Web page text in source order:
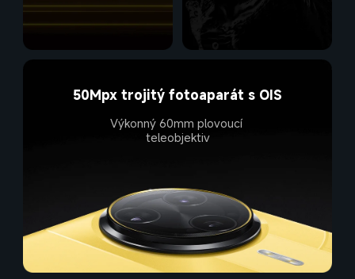
Výkonný 60mm plovoucí
teleobjektiv